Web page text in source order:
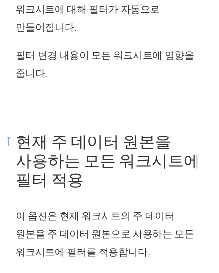
워크시트에 대해 필터가 자동으로
만들어집니다.
필터 변경 내용이 모든 워크시트에 영향을
줍니다.
현재 주 데이터 원본을
사용하는 모든 워크시트에
필터 적용
이 옵션은 현재 워크시트의 주 데이터
원본을 주 데이터 원본으로 사용하는 모든
워크시트에 필터를 적용합니다.